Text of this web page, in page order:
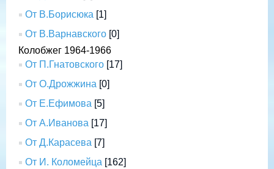
От В.Борисюка [1]
От В.Варнавского [0]
Колобжег 1964-1966
От П.Гнатовского [17]
От О.Дрожжина [0]
От Е.Ефимова [5]
От А.Иванова [17]
От Д.Карасева [7]
От И. Коломейца [162]